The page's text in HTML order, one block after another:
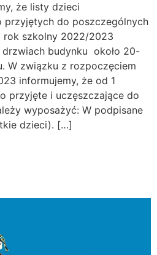
że listy dzieci
przyjętych do poszczególnych
rok szkolny 2022/2023
budynku około 20-
W związku z rozpoczęciem
informujemy, że od 1
przyjęte i uczęszczające do
wyposażyć: W podpisane
dzieci). […]